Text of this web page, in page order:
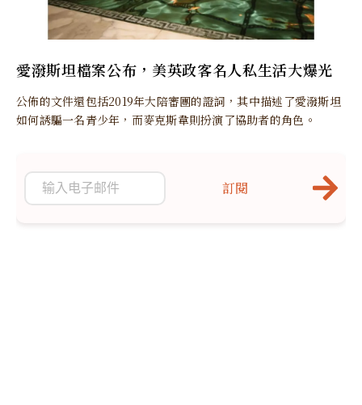
愛潑斯坦檔案公布，美英政客名人私生活大爆光
公佈的文件還包括2019年大陪審團的證詞，其中描述了愛潑斯坦
如何誘騙一名青少年，而麥克斯韋則扮演了協助者的角色。
訂閱